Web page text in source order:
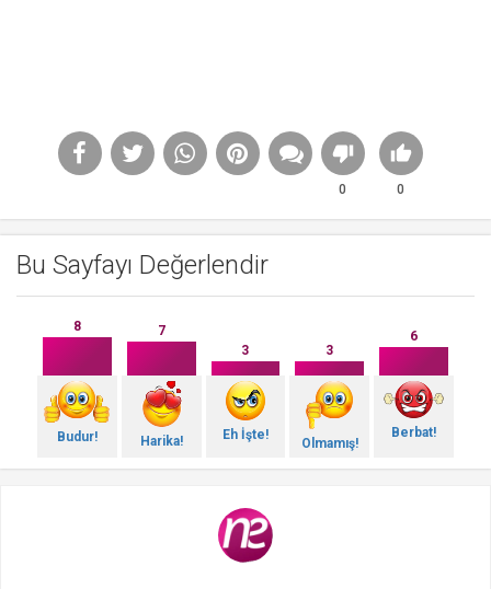
0 0
Bu Sayfayı Değerlendir
8
Budur!
7
Harika!
3
Eh İşte!
3
Olmamış!
6
Berbat!